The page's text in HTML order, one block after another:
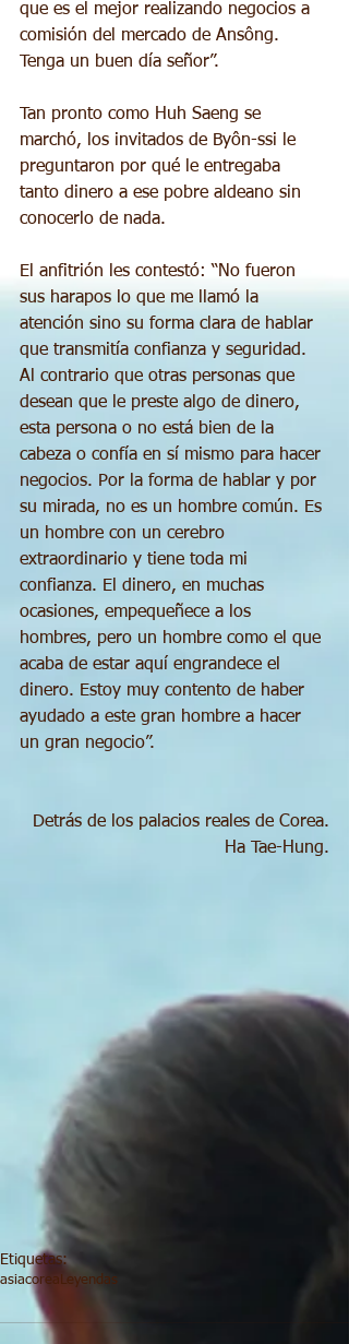
que es el mejor realizando negocios a
comisión del mercado de Ansông.
Tenga un buen día señor”.
Tan pronto como Huh Saeng se
marchó, los invitados de Byôn-ssi le
preguntaron por qué le entregaba
tanto dinero a ese pobre aldeano sin
conocerlo de nada.
El anfitrión les contestó: “No fueron
sus harapos lo que me llamó la
atención sino su forma clara de hablar
que transmitía confianza y seguridad.
Al contrario que otras personas que
desean que le preste algo de dinero,
esta persona o no está bien de la
cabeza o confía en sí mismo para hacer
negocios. Por la forma de hablar y por
su mirada, no es un hombre común. Es
un hombre con un cerebro
extraordinario y tiene toda mi
confianza. El dinero, en muchas
ocasiones, empequeñece a los
hombres, pero un hombre como el que
acaba de estar aquí engrandece el
dinero. Estoy muy contento de haber
ayudado a este gran hombre a hacer
un gran negocio”.
Detrás de los palacios reales de Corea.
Ha Tae-Hung.
Etiquetas:
asiacorea Leyendas